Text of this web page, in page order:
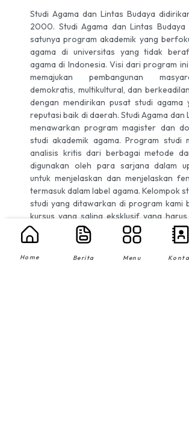
Studi Agama dan Lintas Budaya
2000. Studi Agama dan Lintas
satunya program akademik yang
agama di universitas yang tidak
agama di Indonesia. Visi dari program
memajukan pembangunan
demokratis, multikultural, dan
dengan mendirikan pusat studi agama
reputasi baik di daerah. Studi Agama dan
menawarkan program magister dan
studi akademik agama. Program studi
analisis kritis dari berbagai metode
digunakan oleh para sarjana dalam
untuk menjelaskan dan menjelaskan
termasuk dalam label agama. Kelompok
studi yang ditawarkan di program kami
kursus yang saling eksklusif yang
tetapi menunjukkan kelompok kursus
program untuk mencerminkan orientasi
kurikulum dan pengembangan penelitian
Home Berita Menu